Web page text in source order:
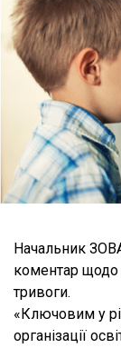
Начальник
коментар щодо
тривоги.
«Ключовим у
організації